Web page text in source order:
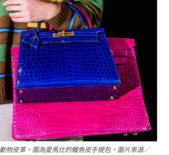
物皮革。圖為愛馬仕的鱷魚皮手提包。圖片來源／